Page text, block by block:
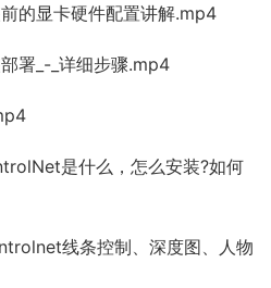
的显卡硬件配置讲解.mp4
署_-_详细步骤.mp4
是什么，怎么安装?如何
线条控制、深度图、人物